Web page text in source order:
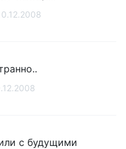
с будущими